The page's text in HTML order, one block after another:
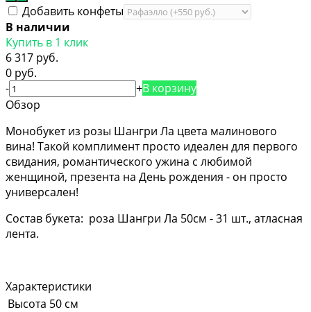
Добавить конфеты
В наличии
Купить в 1 клик
6 317 руб.
0 руб.
-
+В корзину
Обзор
Монобукет из розы Шангри Ла цвета малинового
вина! Такой комплимент просто идеален для первого
свидания, романтического ужина с любимой
женщиной, презента на День рождения - он просто
универсален!
Состав букета: роза Шангри Ла 50см - 31 шт., атласная
лента.
Характеристики
Высота 50 см